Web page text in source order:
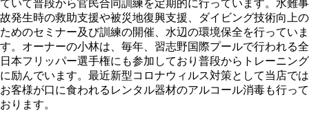
ていて普段から官民合同訓練を定期的に行っています。水難事
故発生時の救助支援や被災地復興支援、ダイビング技術向上の
ためのセミナー及び訓練の開催、水辺の環境保全を行っていま
す。オーナーの小林は、毎年、習志野国際プールで行われる全
日本フリッパー選手権にも参加しており普段からトレーニング
に励んでいます。最近新型コロナウィルス対策として当店では
お客様が口に食われるレンタル器材のアルコール消毒も行って
おります。